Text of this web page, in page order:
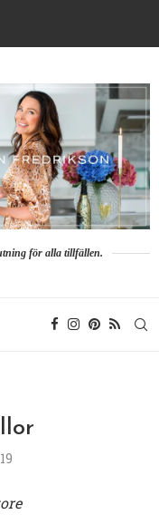
för alla tillfällen.